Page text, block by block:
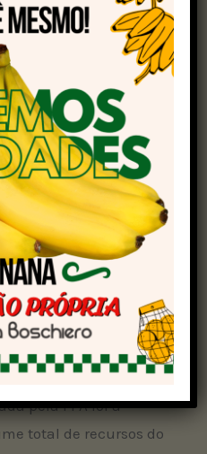
mais facilidade na
como forma de
alimentos e
da inflação.
Lupion (PP-PR),
a importância da
da redução do custo
como um todo. “Um
mais segurança e o
com mais facilidade
maior produção,
diminuição da
pela FPA foi a
total de recursos do